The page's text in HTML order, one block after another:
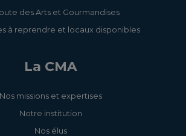
des Arts et Gourmandises
à reprendre et locaux disponibles
La CMA
Nos missions et expertises
Notre institution
Nos élus